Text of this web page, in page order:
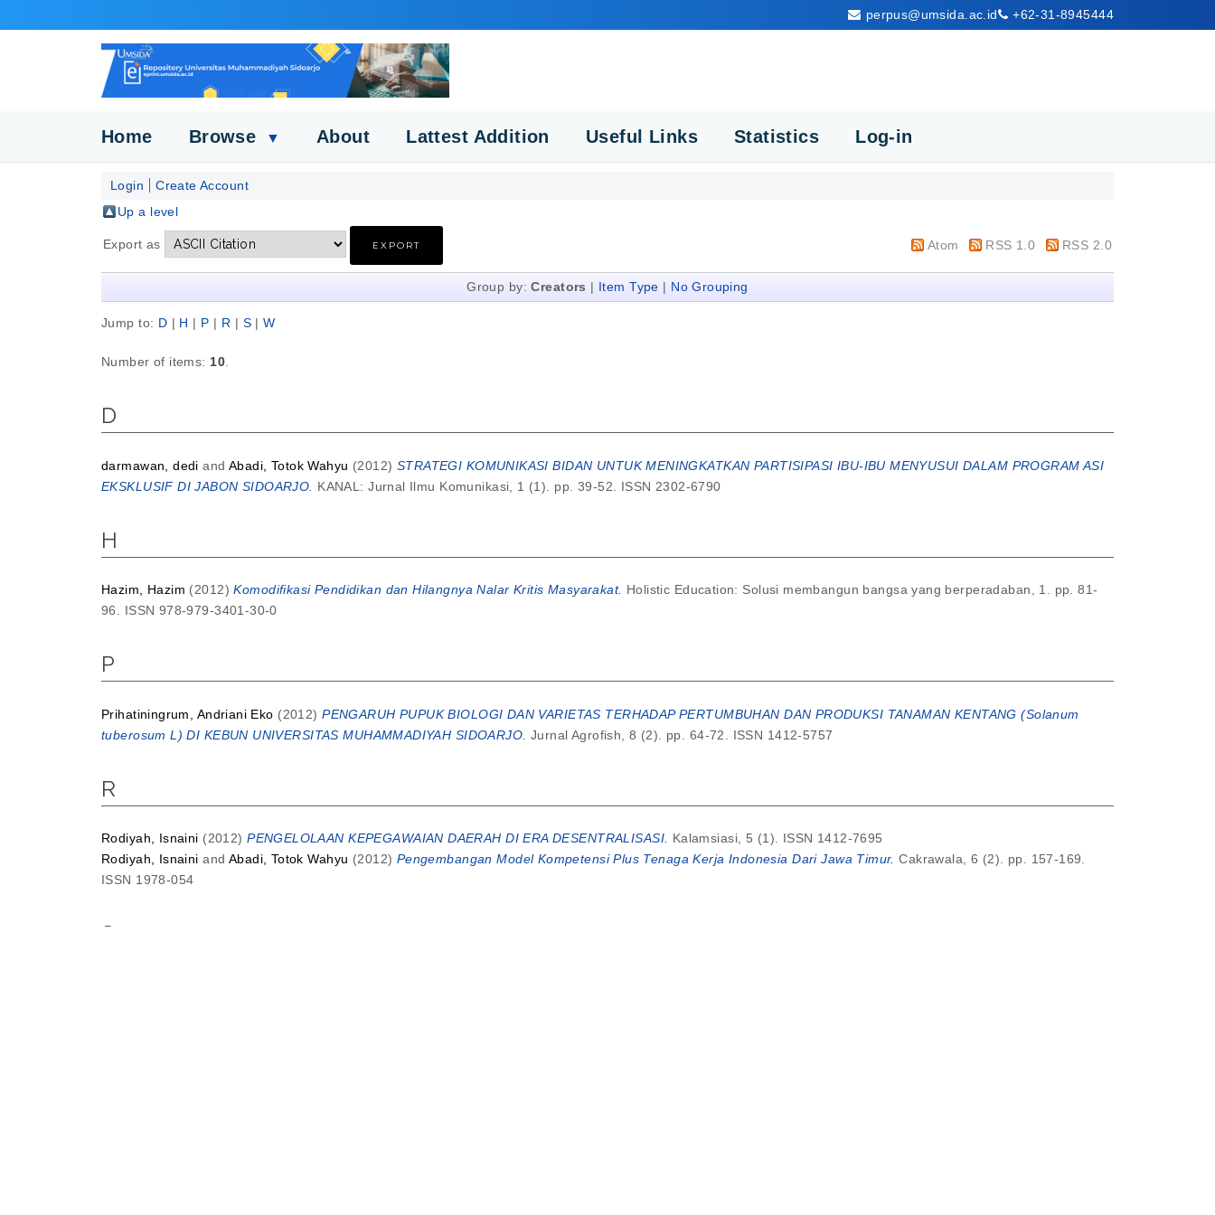
perpus@umsida.ac.id +62-31-8945444
Home Browse ▼ About Lattest Addition Useful Links Statistics Log-in
Login
Create Account
Up a level
Export as Atom RSS 1.0 RSS 2.0
Group by:Creators | Item Type | No Grouping
Jump to: D | H | P | R | S|W
Number of items: 10.
D
darmawan, dedi and Abadi, Totok Wahyu (2012) STRATEGI KOMUNIKASI BIDAN UNTUK MENINGKATKAN PARTISIPASI IBU-IBU MENYUSUI DALAM PROGRAM ASI
EKSKLUSIF DI JABON SIDOARJO.
KANAL: Jurnal Ilmu Komunikasi, 1 (1). pp. 39-52. ISSN 2302-6790
H
Hazim, Hazim (2012)Komodifikasi Pendidikan dan Hilangnya Nalar Kritis Masyarakat. Holistic Education: Solusi membangun bangsa yang berperadaban, 1. pp. 81-
96. ISSN 978-979-3401-30-0
P
Prihatiningrum, Andriani Eko (2012)PENGARUH PUPUK BIOLOGI DAN VARIETAS TERHADAP PERTUMBUHAN DAN PRODUKSI TANAMAN KENTANG (Solanum
tuberosum L) DI KEBUN UNIVERSITAS MUHAMMADIYAH SIDOARJO. Jurnal Agrofish, 8 (2). pp. 64-72. ISSN 1412-5757
R
Rodiyah, Isnaini (2012)PENGELOLAAN KEPEGAWAIAN DAERAH DI ERA DESENTRALISASI.
Kalamsiasi, 5 (1). ISSN 1412-7695
Rodiyah, Isnaini and Abadi, Totok Wahyu (2012) Pengembangan Model Kompetensi Plus Tenaga Kerja Indonesia Dari Jawa Timur. Cakrawala, 6 (2). pp. 157-169.
ISSN 1978-054
S